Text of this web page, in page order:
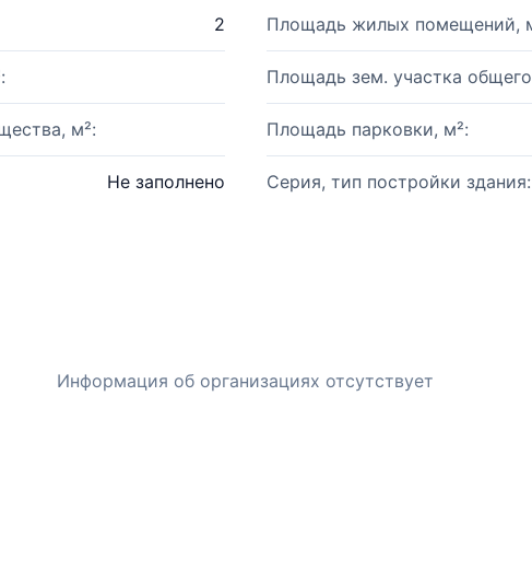
2 Площадь жилых помещений,
Площадь зем. участка
м²: Площадь парковки, м²:
Не заполнено Серия, тип постройки здания:
Информация об организациях отсутствует